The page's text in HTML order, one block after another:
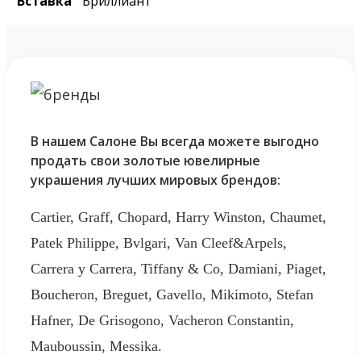
В нашем Салоне Вы всегда можете выгодно
продать свои золотые ювелирные
украшения лучших мировых брендов:
Cartier, Graff, Chopard, Harry Winston, Chaumet,
Patek Philippe, Bvlgari, Van Cleef&Arpels,
Carrera y Carrera, Tiffany & Co, Damiani, Piaget,
Boucheron, Breguet, Gavello, Mikimoto, Stefan
Hafner, De Grisogono, Vacheron Constantin,
Mauboussin, Messika.